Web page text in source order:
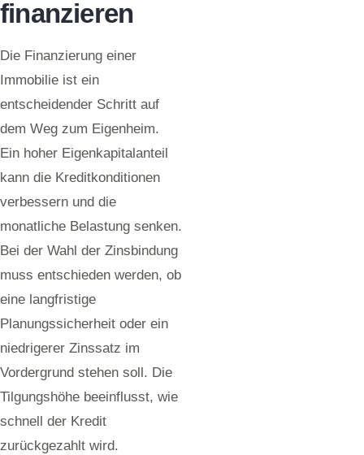
finanzieren
Die Finanzierung einer
Immobilie ist ein
entscheidender Schritt auf
dem Weg zum Eigenheim.
Ein hoher Eigenkapitalanteil
kann die Kreditkonditionen
verbessern und die
monatliche Belastung senken.
Bei der Wahl der Zinsbindung
muss entschieden werden, ob
eine langfristige
Planungssicherheit oder ein
niedrigerer Zinssatz im
Vordergrund stehen soll. Die
Tilgungshöhe beeinflusst, wie
schnell der Kredit
zurückgezahlt wird.